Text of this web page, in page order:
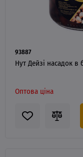
93887
Нут Дейзі насадок
Оптова ціна